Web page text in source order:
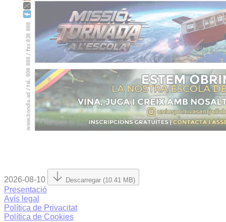
2026-08-10 Descarregar (10.41 MB)
Presentació
Avís legal
Política de Privacitat
Política de Cookies